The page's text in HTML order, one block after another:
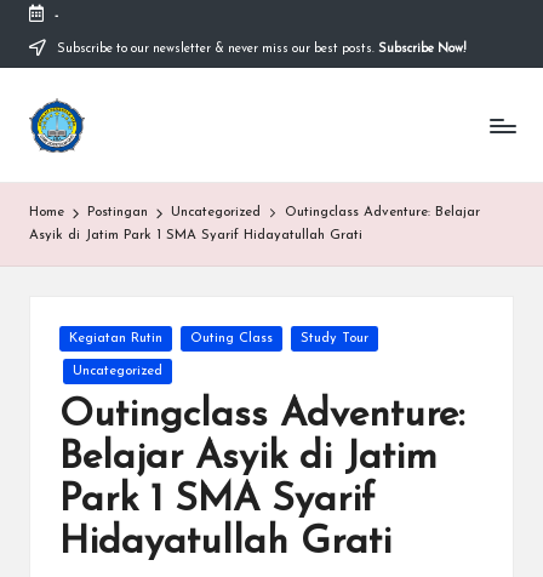
-
Subscribe to our newsletter & never miss our best posts. Subscribe Now!
Home Postingan Uncategorized
Outingclass Adventure: Belajar
Asyik di Jatim Park 1 SMA Syarif Hidayatullah Grati
Kegiatan Rutin Outing Class Study Tour
Uncategorized
Outingclass Adventure:
Belajar Asyik di Jatim
Park 1 SMA Syarif
Hidayatullah Grati